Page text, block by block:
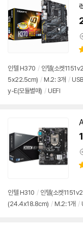
인텔 H370 / 인텔(소켓1151
5x22.5cm) / M.2: 3개 /
y-E(모듈별매) / UEFI
인텔 H310 / 인텔(소켓1151
(24.4x18.8cm) / M.2: 1개 /